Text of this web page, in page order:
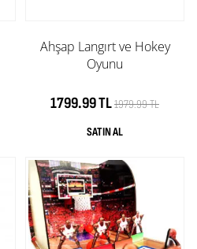
Ahşap Langırt ve Hokey
Oyunu
1799.99 TL1979.99 TL